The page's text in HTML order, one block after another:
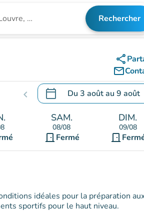
Rechercher
share
mail_outline
chevron_left calendar_today Du 3 aoûtau 9 août
.Ouvrir le calendrier pour
SAM.
08/08
door_front Fermé
DIM.
09/08
door_front
idéales pour la préparation
sportifs pour le haut niveau.